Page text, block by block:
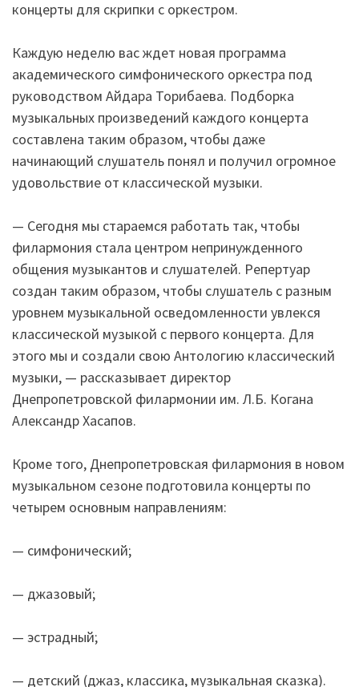
концерты для скрипки с оркестром.
Каждую неделю вас ждет новая программа
академического симфонического оркестра под
руководством Айдара Торибаева. Подборка
музыкальных произведений каждого концерта
составлена таким образом, чтобы даже
начинающий слушатель понял и получил огромное
удовольствие от классической музыки.
— Сегодня мы стараемся работать так, чтобы
филармония стала центром непринужденного
общения музыкантов и слушателей. Репертуар
создан таким образом, чтобы слушатель с разным
уровнем музыкальной осведомленности увлекся
классической музыкой с первого концерта. Для
этого мы и создали свою Антологию классический
музыки, — рассказывает директор
Днепропетровской филармонии им. Л.Б. Когана
Александр Хасапов.
Кроме того, Днепропетровская филармония в новом
музыкальном сезоне подготовила концерты по
четырем основным направлениям:
— симфонический;
— джазовый;
— эстрадный;
— детский (джаз, классика, музыкальная сказка).